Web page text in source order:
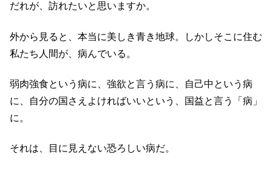
だれが、訪れたいと思いますか。
外から見ると、本当に美しき青き地球。しかしそこに住む
私たち人間が、病んでいる。
弱肉強食という病に、強欲と言う病に、自己中という病
に、自分の国さえよければいいという、国益と言う「病」
に。
それは、目に見えない恐ろしい病だ。